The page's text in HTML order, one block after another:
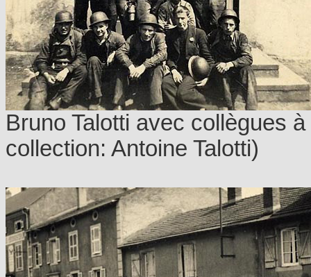
Bruno Talotti avec collègues
collection: Antoine Talotti)